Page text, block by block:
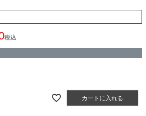
税込
カートに入れる